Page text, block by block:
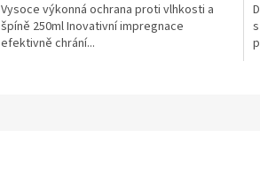
Vysoce výkonná ochrana proti vlhkosti a
špíně 250ml Inovativní impregnace
efektivně chrání...